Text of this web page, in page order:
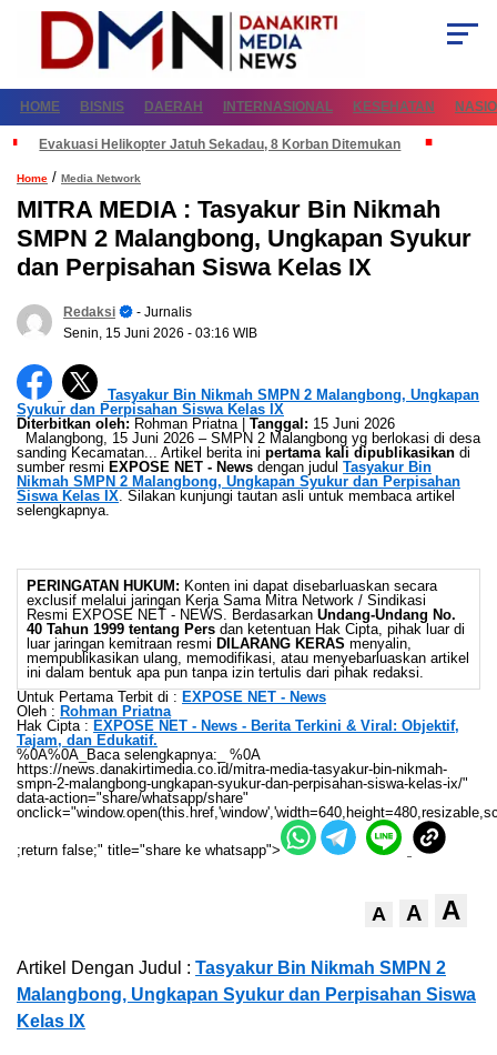
HOME BISNIS DAERAH INTERNASIONAL KESEHATAN
Evakuasi Helikopter Jatuh Sekadau, 8 Korban Ditemukan
Home / Media Network
MITRA MEDIA : Tasyakur Bin Nikmah
SMPN 2 Malangbong, Ungkapan Syukur
dan Perpisahan Siswa Kelas IX
Redaksi
- Jurnalis
Senin, 15 Juni 2026 - 03:16 WIB
Tasyakur Bin Nikmah SMPN 2 Malangbong, Ungkapan
Syukur dan Perpisahan Siswa Kelas IX
Diterbitkan oleh: Rohman Priatna | Tanggal: 15 Juni 2026
Malangbong, 15 Juni 2026 – SMPN 2 Malangbong yg berlokasi di desa
sanding Kecamatan... Artikel berita ini pertama kali dipublikasikan di
sumber resmi EXPOSE NET - News dengan judul Tasyakur Bin
Nikmah SMPN 2 Malangbong, Ungkapan Syukur dan Perpisahan
Siswa Kelas IX. Silakan kunjungi tautan asli untuk membaca artikel
selengkapnya.
PERINGATAN HUKUM: Konten ini dapat disebarluaskan secara
exclusif melalui jaringan Kerja Sama Mitra Network / Sindikasi
Resmi EXPOSE NET - NEWS. Berdasarkan Undang-Undang No.
40 Tahun 1999 tentang Pers dan ketentuan Hak Cipta, pihak luar di
luar jaringan kemitraan resmi DILARANG KERAS menyalin,
mempublikasikan ulang, memodifikasi, atau menyebarluaskan artikel
ini dalam bentuk apa pun tanpa izin tertulis dari pihak redaksi.
Untuk Pertama Terbit di : EXPOSE NET - News
Oleh : Rohman Priatna
Hak Cipta : EXPOSE NET - News - Berita Terkini & Viral: Objektif,
Tajam, dan Edukatif.
%0A%0A_Baca selengkapnya:_ %0A
https://news.danakirtimedia.co.id/mitra-media-tasyakur-bin-nikmah-
smpn-2-malangbong-ungkapan-syukur-dan-perpisahan-siswa-kelas-ix/"
data-action="share/whatsapp/share"
;return false;" title="share ke whatsapp">
A A A
Artikel Dengan Judul : Tasyakur Bin Nikmah SMPN 2
Malangbong, Ungkapan Syukur dan Perpisahan Siswa
Kelas IX